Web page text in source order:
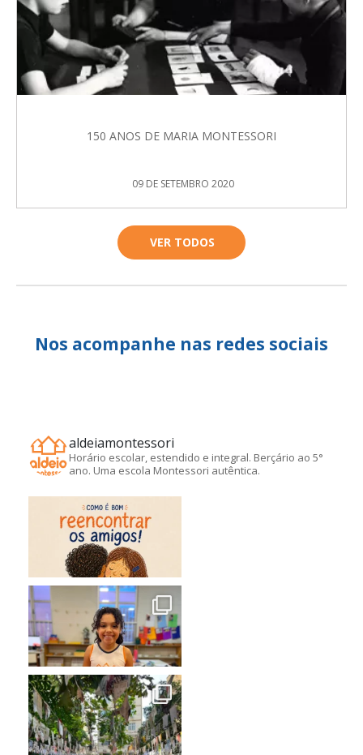
150 ANOS DE MARIA MONTESSORI
09 DE SETEMBRO 2020
VER TODOS
Nos acompanhe nas redes sociais
aldeiamontessori
Horário escolar, estendido e integral. Berçário ao 5°
ano. Uma escola Montessori autêntica.